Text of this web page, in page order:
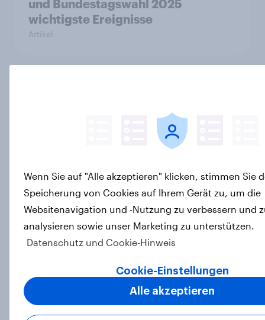
und Bundestagswahl 2025
wichtigste Ereignisse
Artikel
Zollstreit mit den USA?
YouGov Sonntagsfrage: Union vor
AfD +++ Wohlstandsversprechen
funktioniert für junge Menschen
nicht mehr
YouGov Eurotrack: Immer weniger
Wenn Sie auf "Alle akzeptieren" klicken, stimmen Sie
Speicherung von Cookies auf Ihrem Gerät zu, um die
Websitenavigation und -Nutzung zu verbessern und
analysieren sowie unser Marketing zu unterstützen.
Datenschutz und Cookie-Hinweis
Cookie-Einstellungen
Alle akzeptieren